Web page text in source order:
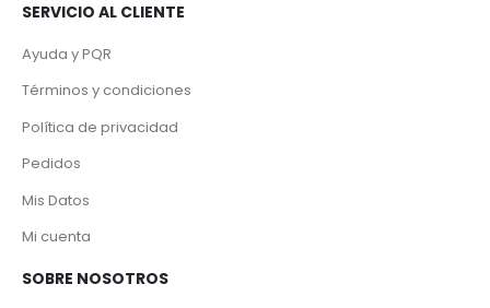
SERVICIO AL CLIENTE
Ayuda y PQR
Términos y condiciones
Política de privacidad
Pedidos
Mis Datos
Mi cuenta
SOBRE NOSOTROS